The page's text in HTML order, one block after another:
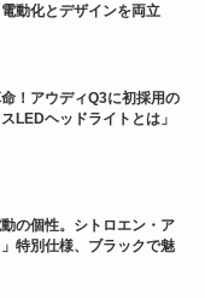
動化とデザインを両立
命！アウディQ3に初採用の
LEDヘッドライトとは」
の個性。シトロエン・ア
特別仕様、ブラックで魅